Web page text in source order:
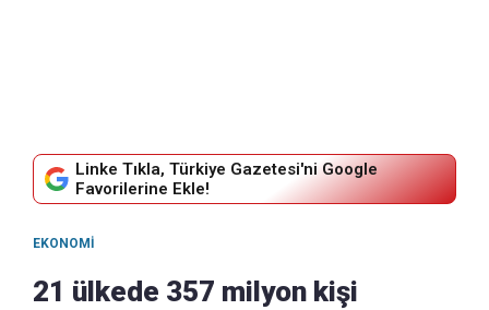
Linke Tıkla, Türkiye Gazetesi'ni Google
Favorilerine Ekle!
EKONOMI
21 ülkede 357 milyon kişi